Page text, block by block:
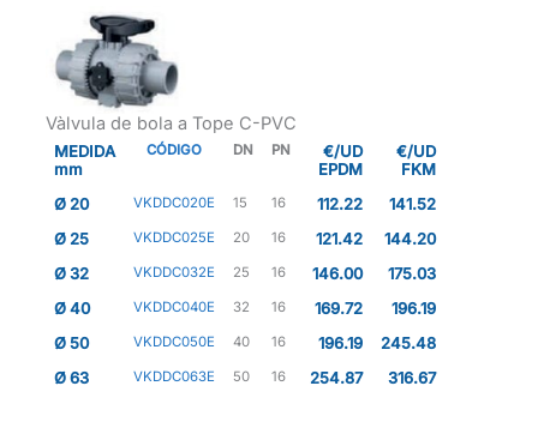
Vàlvula de bola a Tope C-PVC
MEDIDA
mm
CÓDIGO DN PN
€/UD
EPDM
€/UD
FKM
Ø 20
VKDDC020E 15 16 112.22
141.52
Ø 25
VKDDC025E 20 16 121.42
144.20
Ø 32
VKDDC032E 25 16 146.00
175.03
Ø 40
VKDDC040E 32 16 169.72
196.19
Ø 50
VKDDC050E 40 16 196.19
245.48
Ø 63
VKDDC063E 50 16 254.87 316.67